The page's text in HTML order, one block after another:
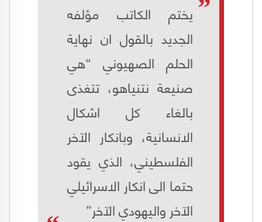
يختم الكاتب مؤلفه
الجديد بالقول ان نهاية
الحلم الصهيوني “هي
صنيعة نتنياهو، تتغذى
بالغاء كل اشكال
الانسانية، وبانكار الآخر
الفلسطيني، الذي يقود
حتما الى انكار الاسرائيلي
الآخر واليهودي الآخر”